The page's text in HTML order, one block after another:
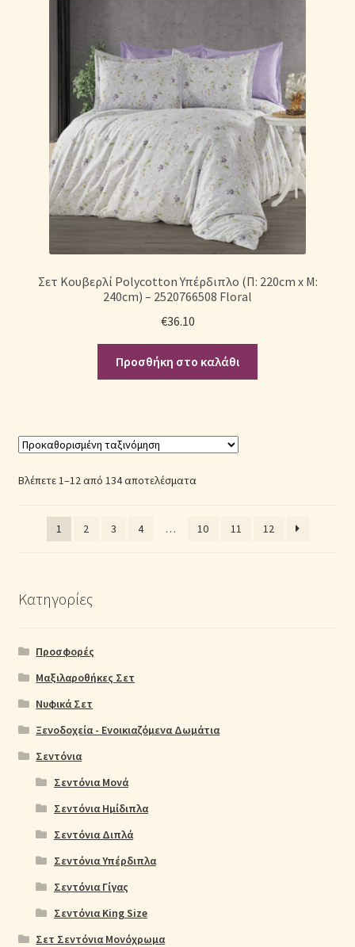
Σετ Κουβερλί Polycotton Υπέρδιπλο (Π: 220cm x Μ:
240cm) – 2520766508 Floral
€36.10
Προσθήκη στο καλάθι
Βλέπετε 1–12 από 134 αποτελέσματα
1 2 3 4 … 10 11 12
Κατηγορίες
Προσφορές
Μαξιλαροθήκες Σετ
Νυφικά Σετ
Ξενοδοχεία - Ενοικιαζόμενα Δωμάτια
Σεντόνια
Σεντόνια Μονά
Σεντόνια Ημίδιπλα
Σεντόνια Διπλά
Σεντόνια Υπέρδιπλα
Σεντόνια Γίγας
Σεντόνια King Size
Σετ Σεντόνια Μονόχρωμα